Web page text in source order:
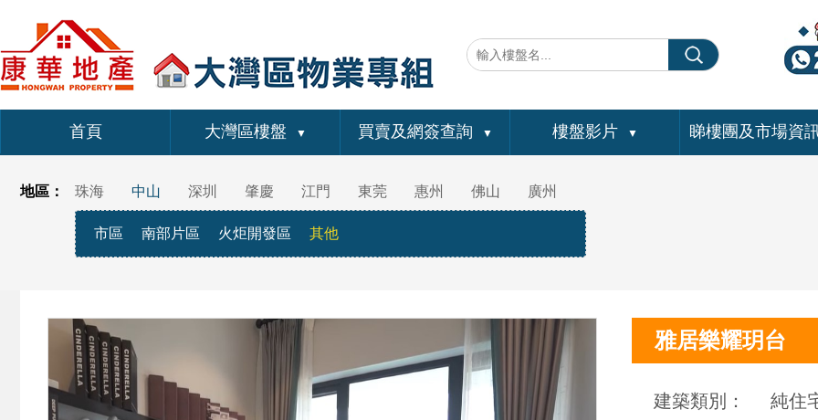
首頁 大灣區樓盤 ▼ 買賣及網簽查詢 ▼ 樓盤影片 ▼ 睇樓團及市場資
地區： 珠海 中山
市區 南部片區 火炬開發區 其他
深圳 肇慶 江門 東莞 惠州 佛山 廣州
雅居樂耀玥台
建築類別：
純住